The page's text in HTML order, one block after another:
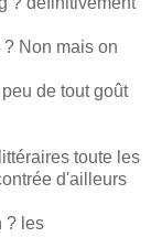
Non mais on
de tout goût
toute les
d'ailleurs
? les